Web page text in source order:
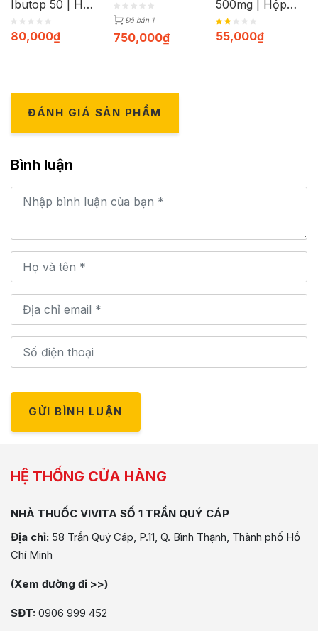
Ibutop 50 | Hộp
20 viên
80,000₫
Đã bán 1
750,000₫
500mg | Hộp
120 viên
55,000₫
ĐÁNH GIÁ SẢN PHẨM
Bình luận
GỬI BÌNH LUẬN
HỆ THỐNG CỬA HÀNG
NHÀ THUỐC VIVITA SỐ 1 TRẦN QUÝ CÁP
Địa chỉ: 58 Trần Quý Cáp, P.11, Q. Bình Thạnh, Thành phố Hồ
Chí Minh
(Xem đường đi >>)
SĐT: 0906 999 452